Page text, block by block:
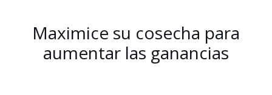
Maximice su cosecha para
aumentar las ganancias